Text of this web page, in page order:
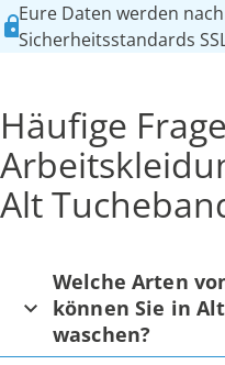
Eure Daten werden
Sicherheitsstandards
Häufige
Alt
Welche Arten
können Sie in
waschen?